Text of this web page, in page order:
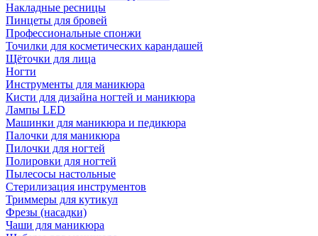
Накладные ресницы
Пинцеты для бровей
Профессиональные спонжи
Точилки для косметических карандашей
Щёточки для лица
Ногти
Инструменты для маникюра
Кисти для дизайна ногтей и маникюра
Лампы LED
Машинки для маникюра и педикюра
Палочки для маникюра
Пилочки для ногтей
Полировки для ногтей
Пылесосы настольные
Стерилизация инструментов
Триммеры для кутикул
Фрезы (насадки)
Чаши для маникюра